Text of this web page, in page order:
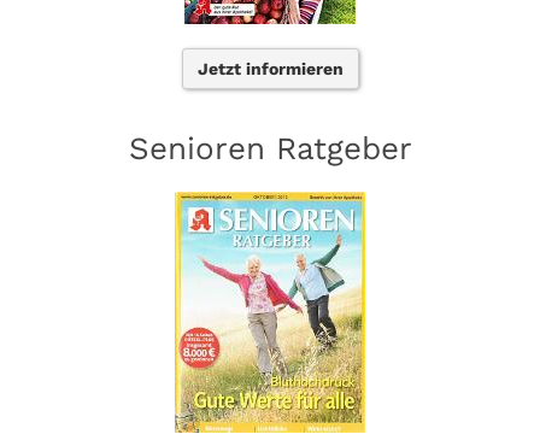
Jetzt informieren
Senioren Ratgeber